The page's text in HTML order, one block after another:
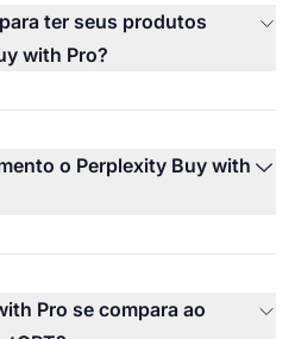
ter seus produtos
with Pro?
o Perplexity Buy with
Pro se compara ao